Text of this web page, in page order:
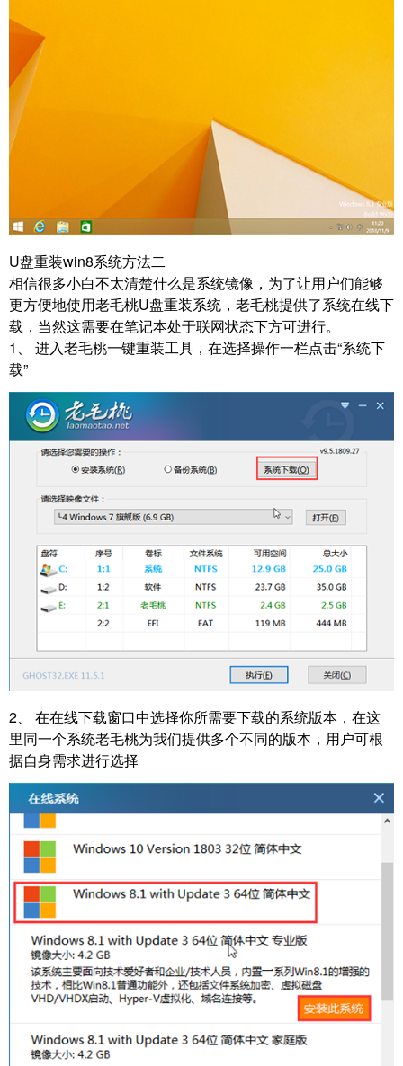
U盘重装win8系统方法二
相信很多小白不太清楚什么是系统镜像，为了让用户们能够
更方便地使用老毛桃U盘重装系统，老毛桃提供了系统在线下
载，当然这需要在笔记本处于联网状态下方可进行。
1、 进入老毛桃一键重装工具，在选择操作一栏点击“系统下
载”
2、 在在线下载窗口中选择你所需要下载的系统版本，在这
里同一个系统老毛桃为我们提供多个不同的版本，用户可根
据自身需求进行选择